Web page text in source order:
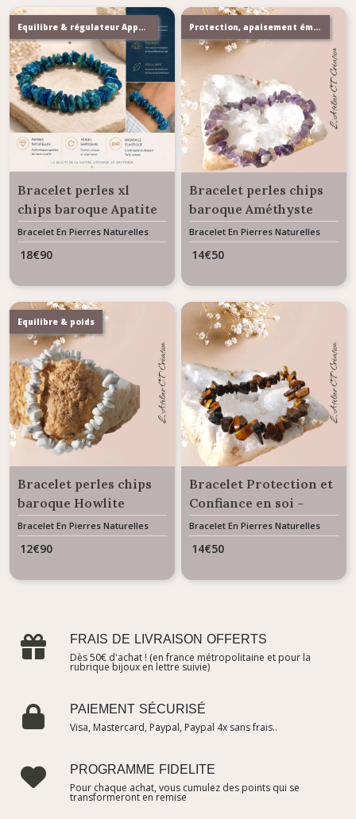
Equilibre & régulateur Appétit
Bracelet perles xl
chips baroque Apatite
Bracelet En Pierres Naturelles
18€90
Protection, apaisement émotionnel & mental
Bracelet perles chips
baroque Améthyste
Bracelet En Pierres Naturelles
14€50
Equilibre & poids
Bracelet perles chips
baroque Howlite
Magnésite
Bracelet En Pierres Naturelles
12€90
Bracelet Protection et
Confiance en soi -
Perles Oeil de Tigre
chips baroque
Bracelet En Pierres Naturelles
14€50
FRAIS DE LIVRAISON OFFERTS
Dès 50€ d'achat ! (en france métropolitaine et pour la
rubrique bijoux en lettre suivie)
PAIEMENT SÉCURISÉ
Visa, Mastercard, Paypal, Paypal 4x sans frais..
PROGRAMME FIDELITE
Pour chaque achat, vous cumulez des points qui se
transformeront en remise